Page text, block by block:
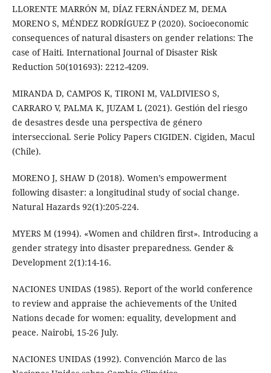
LLORENTE MARRÓN M, DÍAZ FERNÁNDEZ M, DEMA
MORENO S, MÉNDEZ RODRÍGUEZ P (2020). Socioeconomic
consequences of natural disasters on gender relations: The
case of Haiti. International Journal of Disaster Risk
Reduction 50(101693): 2212-4209.
MIRANDA D, CAMPOS K, TIRONI M, VALDIVIESO S,
CARRARO V, PALMA K, JUZAM L (2021). Gestión del riesgo
de desastres desde una perspectiva de género
interseccional. Serie Policy Papers CIGIDEN. Cigiden, Macul
(Chile).
MORENO J, SHAW D (2018). Women’s empowerment
following disaster: a longitudinal study of social change.
Natural Hazards 92(1):205-224.
MYERS M (1994). «Women and children first». Introducing a
gender strategy into disaster preparedness. Gender &
Development 2(1):14-16.
NACIONES UNIDAS (1985). Report of the world conference
to review and appraise the achievements of the United
Nations decade for women: equality, development and
peace. Nairobi, 15-26 July.
NACIONES UNIDAS (1992). Convención Marco de las